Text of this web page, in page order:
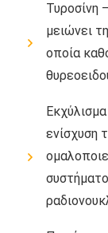
Τυροσίνη
μειώνει
οποία
ενίσχυση